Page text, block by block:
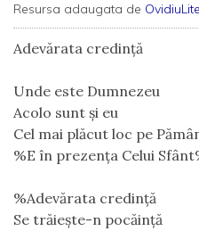
Resursa adaugata de
Adevărata credință
Unde este Dumnezeu
Acolo sunt și eu
Cel mai plăcut loc pe
%E în prezența Celui
%Adevărata credință
Se trăiește-n pocăință